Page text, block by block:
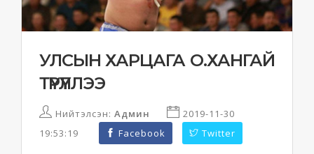
УЛСЫН ХАРЦАГА О.ХАНГАЙ
ТҮРҮҮЛЛЭЭ
Нийтэлсэн: Админ
2019-11-30
19:53:19
Facebook Twitter